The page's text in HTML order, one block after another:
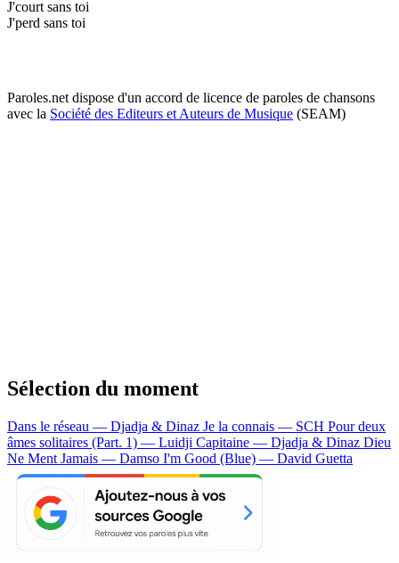
J'court sans toi
J'perd sans toi
Paroles.net dispose d'un accord de licence de paroles de chansons
avec la Société des Editeurs et Auteurs de Musique (SEAM)
Sélection du moment
Dans le réseau — Djadja & Dinaz Je la connais — SCH Pour deux
âmes solitaires (Part. 1) — Luidji Capitaine — Djadja & Dinaz Dieu
Ne Ment Jamais — Damso I'm Good (Blue) — David Guetta